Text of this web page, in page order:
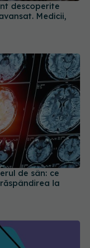
descoperite
Medicii,
de sân: ce
la